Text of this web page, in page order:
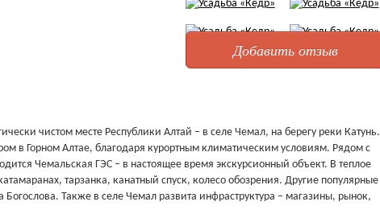
Добавить отзыв
чистом месте Республики Алтай – в селе Чемал, на берегу реки Катунь.
в Горном Алтае, благодаря курортным климатическим условиям. Рядом с
Чемальская ГЭС – в настоящее время экскурсионный объект. В теплое
тарзанка, канатный спуск, колесо обозрения. Другие популярные
Также в селе Чемал развита инфраструктура – магазины, рынок,